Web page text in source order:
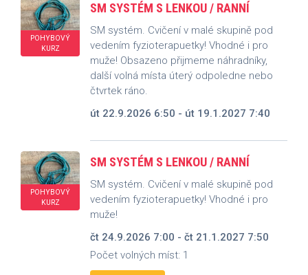
POHYBOVÝ
KURZ
SM SYSTÉM S LENKOU / RANNÍ
SM systém. Cvičení v malé skupině pod
vedením fyzioterapuetky! Vhodné i pro
muže! Obsazeno přijmeme náhradníky,
další volná místa úterý odpoledne nebo
čtvrtek ráno.
út 22.9.2026 6:50 - út 19.1.2027 7:40
POHYBOVÝ
KURZ
SM SYSTÉM S LENKOU / RANNÍ
SM systém. Cvičení v malé skupině pod
vedením fyzioterapuetky! Vhodné i pro
muže!
čt 24.9.2026 7:00 - čt 21.1.2027 7:50
Počet volných míst: 1